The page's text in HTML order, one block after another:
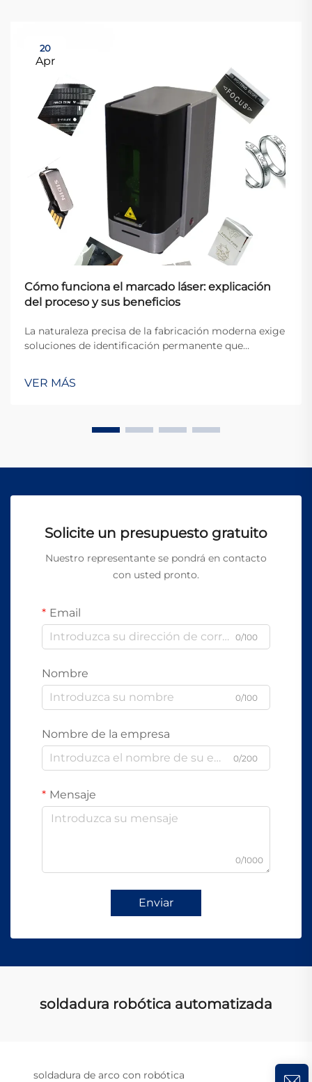
20
Apr
Cómo funciona el marcado láser: explicación
del proceso y sus beneficios
La naturaleza precisa de la fabricación moderna exige
soluciones de identificación permanente que
una amplia variedad de materiales y aplicaciones. El
marcado láser se ha consolidado como la tecnología
VER MÁS
Solicite un presupuesto gratuito
Nuestro representante se pondrá en contacto
con usted pronto.
Email
0/100
Nombre
0/100
Nombre de la empresa
0/200
Mensaje
0/1000
Enviar
soldadura robótica automatizada
soldadura de arco con robótica